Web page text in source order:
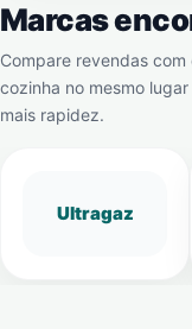
Marcas
Compare revendas
cozinha no mesmo
mais rapidez.
Ultragaz